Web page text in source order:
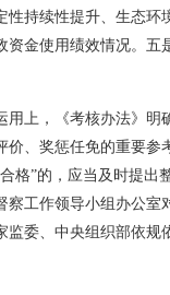
性持续性提升、生态
金使用绩效情况。
用上，《考核办法》
、奖惩任免的重要参
格”的，应当及时提
察工作领导小组办公
委、中央组织部依规